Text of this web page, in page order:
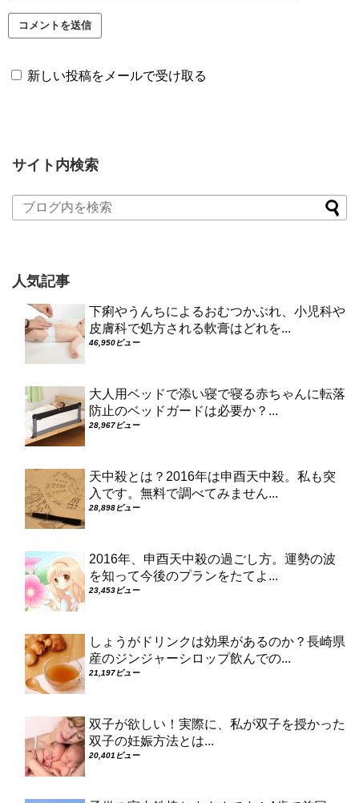
新しい投稿をメールで受け取る
サイト内検索
人気記事
下痢やうんちによるおむつかぶれ、小児科や
皮膚科で処方される軟膏はどれを...
46,950ビュー
大人用ベッドで添い寝で寝る赤ちゃんに転落
防止のベッドガードは必要か？...
28,967ビュー
天中殺とは？2016年は申酉天中殺。私も突
入です。無料で調べてみません...
28,898ビュー
2016年、申酉天中殺の過ごし方。運勢の波
を知って今後のプランをたてよ...
23,453ビュー
しょうがドリンクは効果があるのか？長崎県
産のジンジャーシロップ飲んでの...
21,197ビュー
双子が欲しい！実際に、私が双子を授かった
双子の妊娠方法とは...
20,401ビュー